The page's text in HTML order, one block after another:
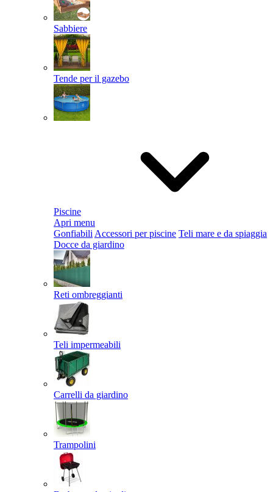
Sabbiere
Tende per il gazebo
Piscine
Apri menu
Gonfiabili Accessori per piscine Teli mare e da spiaggia
Docce da giardino
Reti ombreggianti
Teli impermeabili
Carrelli da giardino
Trampolini